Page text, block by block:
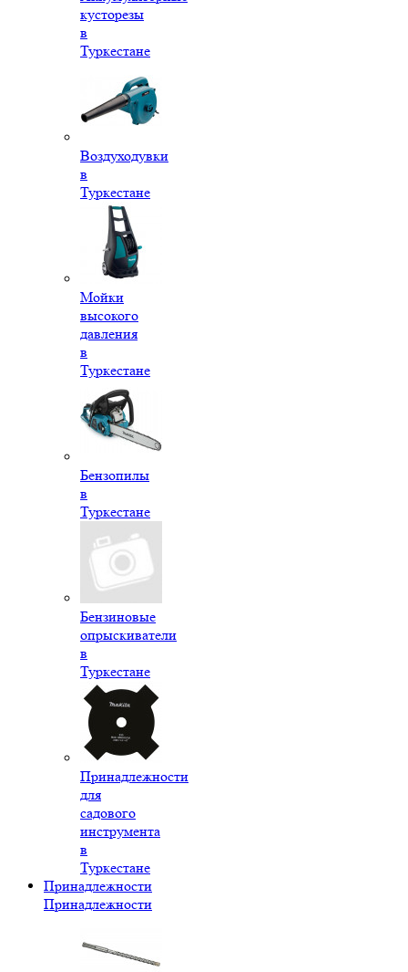
кусторезы
в
Туркестане
Воздуходувки
в
Туркестане
Мойки
высокого
давления
в
Туркестане
Бензопилы
в
Туркестане
Бензиновые
опрыскиватели
в
Туркестане
Принадлежности
для
садового
инструмента
в
Туркестане
Принадлежности
Принадлежности